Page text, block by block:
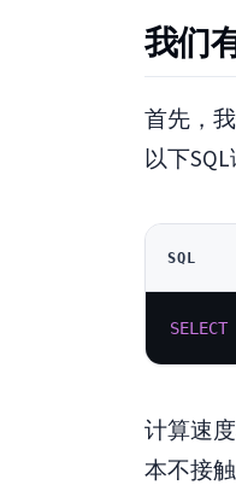
我们
首先，
以下
SQL
SELECT
计算速
本不接触